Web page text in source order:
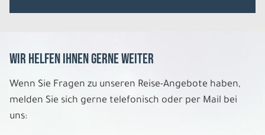
Wir helfen Ihnen gerne weiter
Wenn Sie Fragen zu unseren Reise-Angebote haben,
melden Sie sich gerne telefonisch oder per Mail bei
uns: